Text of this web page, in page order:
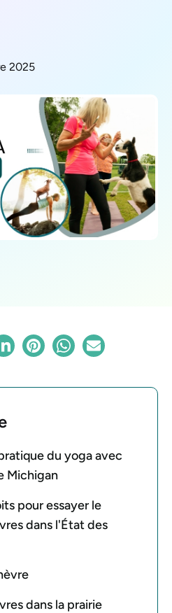
2025
du yoga avec
Michigan
pour essayer le
dans l'État des
dans la prairie